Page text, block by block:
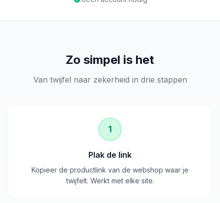
Zo simpel is het
Van twijfel naar zekerheid in drie stappen
1
Plak de link
Kopieer de productlink van de webshop waar je
twijfelt. Werkt met elke site.